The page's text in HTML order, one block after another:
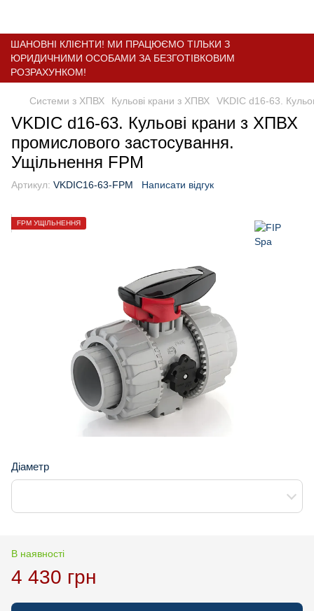
ШАНОВНІ КЛІЄНТИ! МИ ПРАЦЮЄМО ТІЛЬКИ З
ЮРИДИЧНИМИ ОСОБАМИ ЗА БЕЗГОТІВКОВИМ
РОЗРАХУНКОМ!
Системи з ХПВХ Кульові крани з ХПВХ VKDIC d16-63.
VKDIC d16-63. Кульові крани з ХПВХ
промислового застосування.
Ущільнення FPM
Артикул: VKDIC16-63-FPM Написати відгук
FPM УЩІЛЬНЕННЯ
Діаметр
В наявності
4 430 грн